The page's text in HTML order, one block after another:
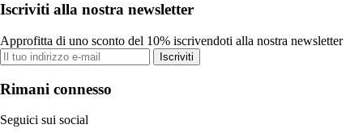
Iscriviti alla nostra newsletter
Approfitta di uno sconto del 10% iscrivendoti alla nostra newsletter
Iscriviti
Rimani connesso
Seguici sui social